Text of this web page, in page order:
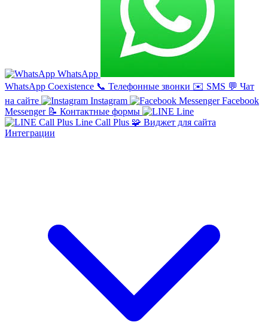
WhatsApp
WhatsApp Coexistence 📞 Телефонные звонки ✉️ SMS 💬 Чат
на сайте
Instagram
Facebook
Messenger 📝 Контактные формы
Line
Line Call Plus 🧩 Виджет для сайта
Интеграции